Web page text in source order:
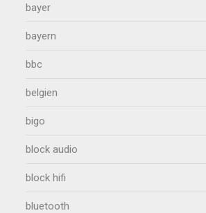
bayer
bayern
bbc
belgien
bigo
block audio
block hifi
bluetooth